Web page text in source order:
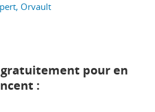
Orvault
pour en
: